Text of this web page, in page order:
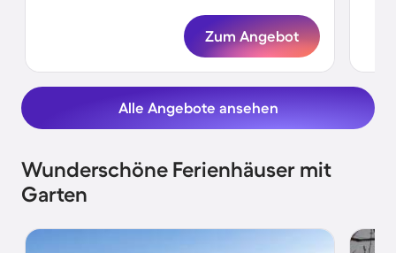
Zum Angebot
Alle Angebote ansehen
Wunderschöne Ferienhäuser mit
Garten